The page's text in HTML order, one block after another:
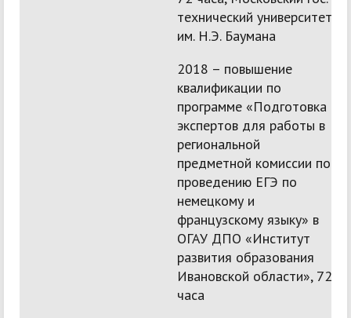
технический университет
им. Н.Э. Баумана
2018 – повышение
квалификации по
программе «Подготовка
экспертов для работы в
региональной
предметной комиссии по
проведению ЕГЭ по
немецкому и
французскому языку» в
ОГАУ ДПО «Институт
развития образования
Ивановской области», 72
часа